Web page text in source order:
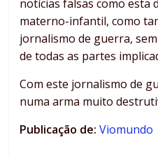
notícias falsas como esta
materno-infantil, como
jornalismo de guerra,
de todas as partes
Com este jornalismo de
numa arma muito
Publicação de:Viomundo